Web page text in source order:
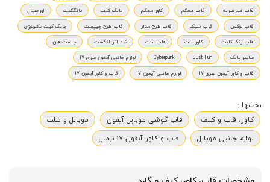
قاب ضد ضربه
قاب محکم کاور محکم یانگ کیت یانگکیت
اورجینال
قاب لوکس
قاب شیک قاب طرح مدار قاب طرح چیپست
یانگ کیت تکنولوژی
قاب رنگ ثابت
کاور مات قاب مات ضد اثر انگشت
جاست فان
سایبر پانک
Just Fun
Cyberpunk
لوازم جانبی آیفون سری 17
قاب و کاور آیفون سری 17
لوازم جانبی آیفون 17 قاب و کاور آیفون 17
بخشها :
کاور، قاب و کیف
قاب گوشی موبایل آیفون
موبایل و تبلت
لوازم جانبی موبایل
قاب و کاور آیفون 17 نرمال